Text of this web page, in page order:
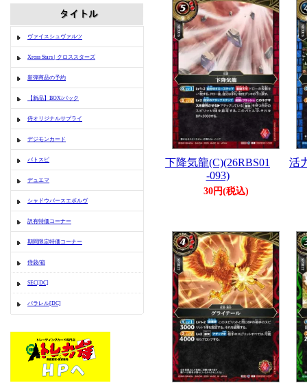
ヴァイスシュヴァルツ
Xross Stars | クロススターズ
新弾商品の予約
【新品】BOX/パック
侍オリジナルサプライ
デジモンカード
バトスピ
デュエマ
シャドウバースエボルヴ
訳有特価コーナー
期間限定特価コーナー
侍袋/箱
SEC[DC]
パラレル[DC]
下降気龍(C)(26RBS01
-093)
30円(税込)
活